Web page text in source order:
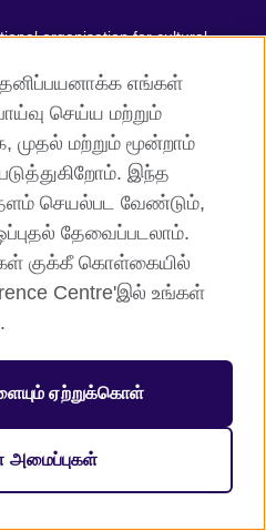
organisation for cultural
(Scotland).எங்கள்
செய்ய மற்றும்
மற்றும் மூன்றாம்
இந்த
செயல்பட வேண்டும்,
தேவைப்படலாம்.
குக்கீ கொள்கையில்
Centre'இல் உங்கள்
ஏற்றுக்கொள்
அமைப்புகள்